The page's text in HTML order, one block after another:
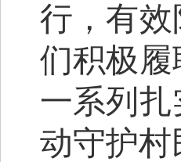
行，有
们积极
一系列
动守护